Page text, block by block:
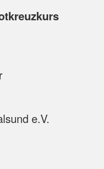
e.V.